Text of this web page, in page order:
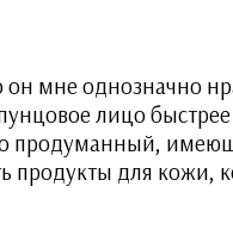
он мне однозначно
лицо
продуманный,
продукты для